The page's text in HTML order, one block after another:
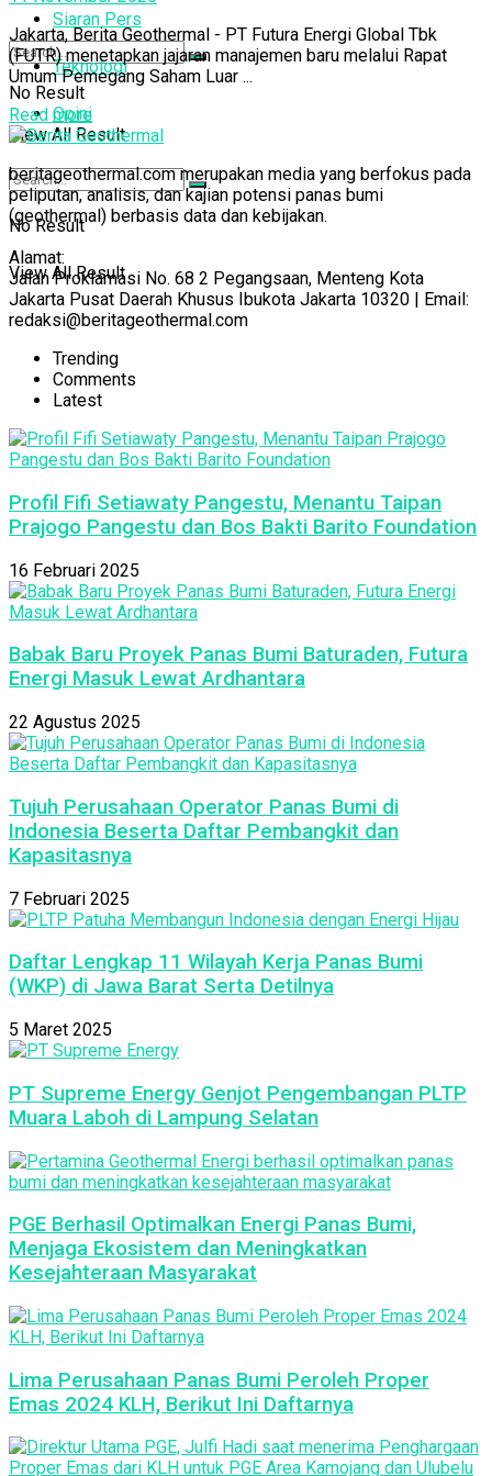
No Result
View All Result
Siaran Pers
Teknologi
Opini
No Result
View All Result
Jakarta, Berita Geothermal - PT Futura Energi Global Tbk
(FUTR) menetapkan jajaran manajemen baru melalui Rapat
Umum Pemegang Saham Luar ...
Read more
beritageothermal.com merupakan media yang berfokus pada
peliputan, analisis, dan kajian potensi panas bumi
(geothermal) berbasis data dan kebijakan.
Alamat:
Jalan Proklamasi No. 68 2 Pegangsaan, Menteng Kota
Jakarta Pusat Daerah Khusus Ibukota Jakarta 10320 | Email:
redaksi@beritageothermal.com
Trending
Comments
Latest
Profil Fifi Setiawaty Pangestu, Menantu Taipan
Prajogo Pangestu dan Bos Bakti Barito Foundation
16 Februari 2025
Babak Baru Proyek Panas Bumi Baturaden, Futura
Energi Masuk Lewat Ardhantara
22 Agustus 2025
Tujuh Perusahaan Operator Panas Bumi di
Indonesia Beserta Daftar Pembangkit dan
Kapasitasnya
7 Februari 2025
Daftar Lengkap 11 Wilayah Kerja Panas Bumi
(WKP) di Jawa Barat Serta Detilnya
5 Maret 2025
PT Supreme Energy Genjot Pengembangan PLTP
Muara Laboh di Lampung Selatan
PGE Berhasil Optimalkan Energi Panas Bumi,
Menjaga Ekosistem dan Meningkatkan
Kesejahteraan Masyarakat
Lima Perusahaan Panas Bumi Peroleh Proper
Emas 2024 KLH, Berikut Ini Daftarnya